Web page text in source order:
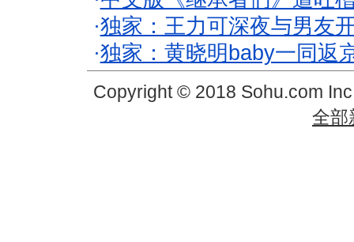
·独家：王力可深夜与男友
·独家：黄晓明baby一同返
Copyright © 2018 Sohu.com
全部